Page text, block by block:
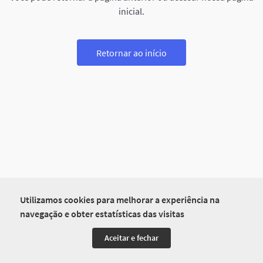
Utilizamos cookies para melhorar a experiência na
navegação e obter estatísticas das visitas
Aceitar e fechar
inicial.
Retornar ao início